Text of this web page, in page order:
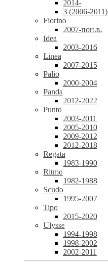
2014-
3 (2006-2011)
Fiorino
2007-пон.в.
Idea
2003-2016
Linea
2007-2015
Palio
2000-2004
Panda
2012-2022
Punto
2003-2011
2005-2010
2009-2012
2012-2018
Regata
1983-1990
Ritmo
1982-1988
Scudo
1995-2007
Tipo
2015-2020
Ulysse
1994-1998
1998-2002
2002-2011